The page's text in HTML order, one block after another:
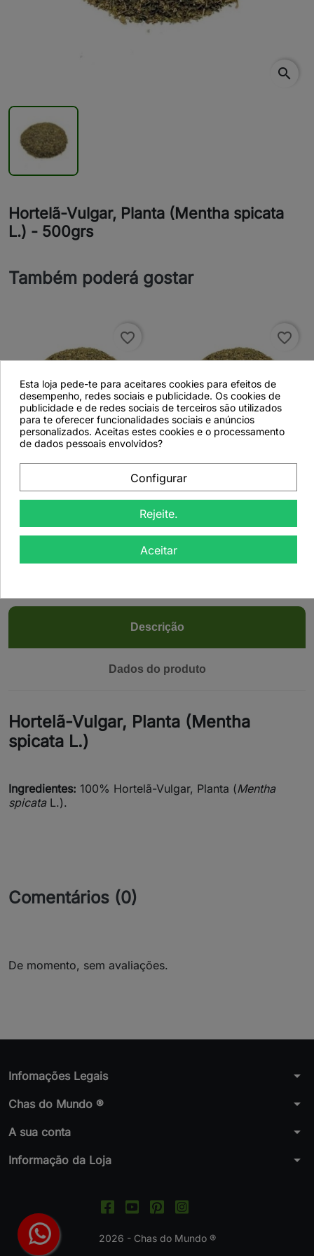
search
Hortelã-Vulgar, Planta (Mentha spicata
L.) - 500grs
Também poderá gostar

favorite_border
1Kg
Ver detalhes

favorite_border
(Mentha Spicata L.) -
50grs
Ver detalhes
Descrição
Dados do produto
Hortelã-Vulgar, Planta (Mentha
spicata L.)
Ingredientes: 100% Hortelã-Vulgar, Planta (Mentha
spicataL.).
Comentários (0)
De momento, sem avaliações.
Infomações Legais arrow_drop_down
Chas do Mundo ® arrow_drop_down
A sua conta arrow_drop_down
Informação da Loja arrow_drop_down
2026 - Chas do Mundo ®
Esta loja pede-te para aceitares cookies para efeitos de
desempenho, redes sociais e publicidade. Os cookies de
publicidade e de redes sociais de terceiros são utilizados
para te oferecer funcionalidades sociais e anúncios
personalizados. Aceitas estes cookies e o processamento
de dados pessoais envolvidos?
Configurar
Rejeite.
Aceitar